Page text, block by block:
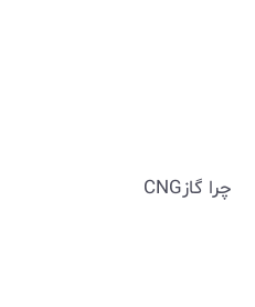
چرا گازCNG